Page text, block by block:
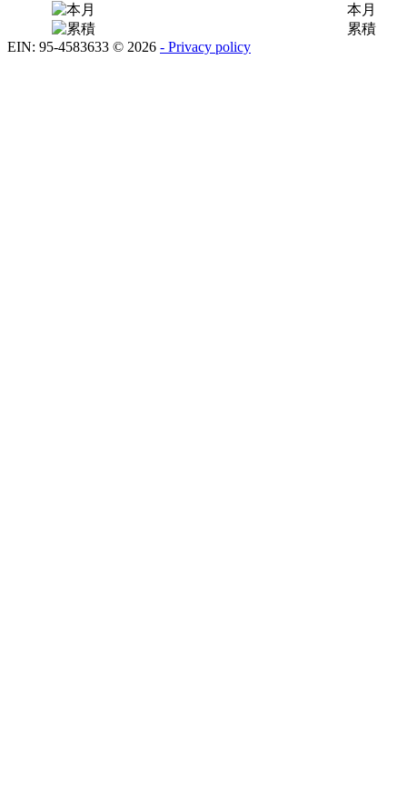
本月
累積
EIN: 95-4583633 © 2026 - Privacy policy